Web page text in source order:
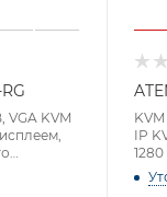
VGA KVM
(1280 x
IP
1280